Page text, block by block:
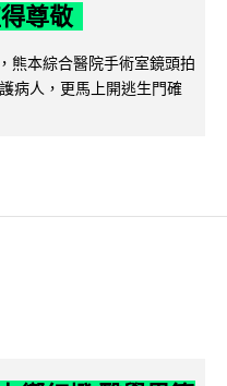
尊敬
熊本綜合醫院手術室鏡頭拍
病人，更馬上開逃生門確